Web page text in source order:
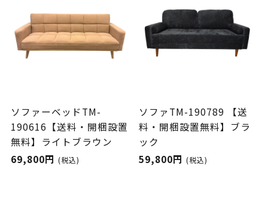
ソファーベッドTM-
190616【送料・開梱設置
無料】ライトブラウン
69,800円 (税込)
ソファTM-190789 【送
料・開梱設置無料】ブラ
ック
59,800円(税込)